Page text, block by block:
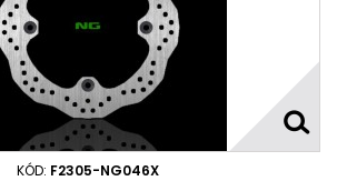
KÓD: F2305-NG046X